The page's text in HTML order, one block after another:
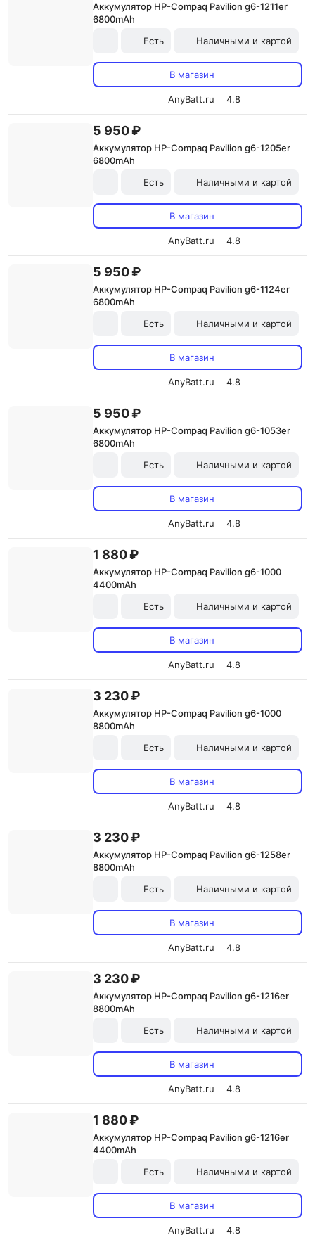
Аккумулятор HP-Compaq Pavilion g6-1211er
6800mAh
Есть
Наличными и картой
В магазин
AnyBatt.ru 4.8
5 950 ₽
Аккумулятор HP-Compaq Pavilion g6-1205er
6800mAh
Есть
Наличными и картой
В магазин
AnyBatt.ru 4.8
5 950 ₽
Аккумулятор HP-Compaq Pavilion g6-1124er
6800mAh
Есть
Наличными и картой
В магазин
AnyBatt.ru 4.8
5 950 ₽
Аккумулятор HP-Compaq Pavilion g6-1053er
6800mAh
Есть
Наличными и картой
В магазин
AnyBatt.ru 4.8
1 880 ₽
Аккумулятор HP-Compaq Pavilion g6-1000
4400mAh
Есть
Наличными и картой
В магазин
AnyBatt.ru 4.8
3 230 ₽
Аккумулятор HP-Compaq Pavilion g6-1000
8800mAh
Есть
Наличными и картой
В магазин
AnyBatt.ru 4.8
3 230 ₽
Аккумулятор HP-Compaq Pavilion g6-1258er
8800mAh
Есть
Наличными и картой
В магазин
AnyBatt.ru 4.8
3 230 ₽
Аккумулятор HP-Compaq Pavilion g6-1216er
8800mAh
Есть
Наличными и картой
В магазин
AnyBatt.ru 4.8
1 880 ₽
Аккумулятор HP-Compaq Pavilion g6-1216er
4400mAh
Есть
Наличными и картой
В магазин
AnyBatt.ru 4.8